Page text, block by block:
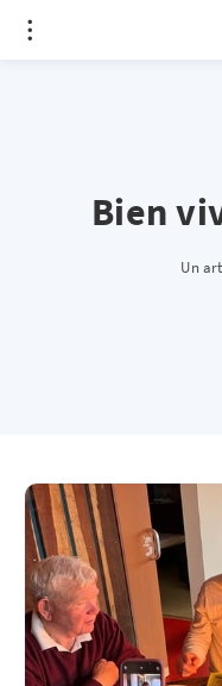
Bien
Un